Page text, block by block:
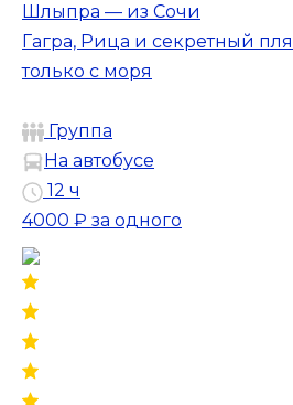
Шлыпра — из Сочи
Гагра, Рица и секретный
только с моря
Группа
На автобусе
12 ч
4000 ₽ за одного